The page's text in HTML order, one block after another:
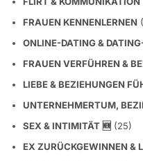
FRAUEN KENNENLERNEN
ONLINE-DATING &
FRAUEN VERFÜHREN &
LIEBE & BEZIEHUNGEN
UNTERNEHMERTUM,
SEX & INTIMITÄT 🆕 (25)
EX ZURÜCKGEWINNEN &